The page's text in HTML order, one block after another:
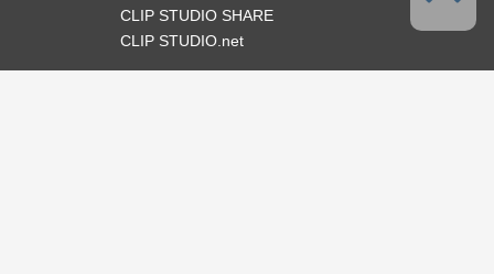
CLIP STUDIO SHARE
CLIP STUDIO.net